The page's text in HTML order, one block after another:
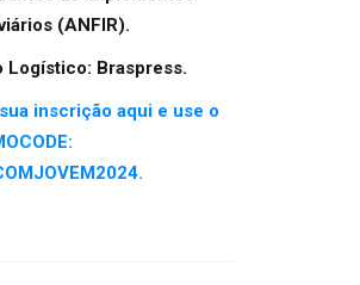
(ANFIR).
Logístico: Braspress.
inscrição aqui e use o